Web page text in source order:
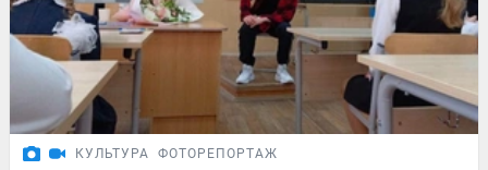
КУЛЬТУРА ФОТОРЕПОРТАЖ